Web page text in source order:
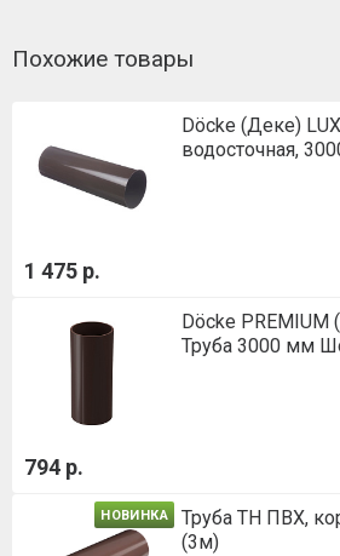
Похожие товары
Döcke (Деке)
водосточная,
1 475 р.
Döcke
Труба 3000 мм
794 р.
НОВИНКА
Труба ТН ПВХ,
(3м)